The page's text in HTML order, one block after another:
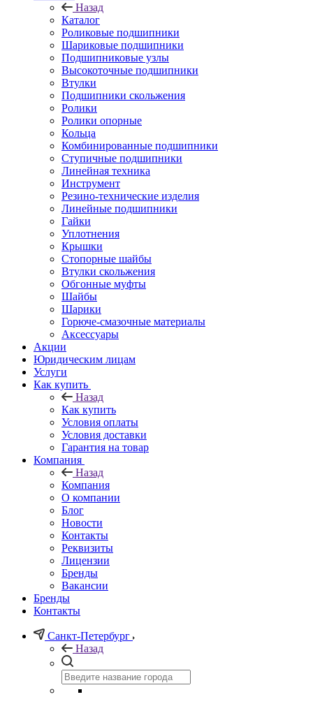
Назад
Каталог
Роликовые подшипники
Шариковые подшипники
Подшипниковые узлы
Высокоточные подшипники
Втулки
Подшипники скольжения
Ролики
Ролики опорные
Кольца
Комбинированные подшипники
Ступичные подшипники
Линейная техника
Инструмент
Резино-технические изделия
Линейные подшипники
Гайки
Уплотнения
Крышки
Стопорные шайбы
Втулки скольжения
Обгонные муфты
Шайбы
Шарики
Горюче-смазочные материалы
Аксессуары
Акции
Юридическим лицам
Услуги
Как купить
Назад
Как купить
Условия оплаты
Условия доставки
Гарантия на товар
Компания
Назад
Компания
О компании
Блог
Новости
Контакты
Реквизиты
Лицензии
Бренды
Вакансии
Бренды
Контакты
Санкт-Петербург
Назад